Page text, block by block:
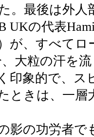
。最後は外人
UKの代表
が、すべて
大粒の汗を
印象的で、ス
ときは、一層
影の功労者で